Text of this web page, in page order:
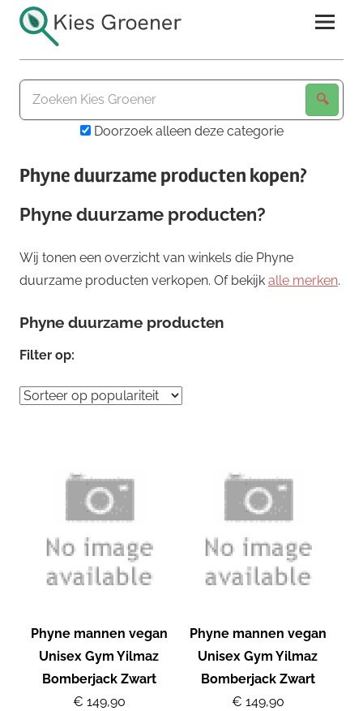
naar
inhoudKies
GroenerDoorzoek alleen deze categorie
Phyne duurzame producten kopen?
Phyne duurzame producten?
Wij tonen een overzicht van winkels die Phyne
duurzame producten verkopen. Of bekijk alle merken.
Phyne duurzame producten
Filter op:
Phyne mannen vegan
Unisex Gym Yilmaz
Bomberjack Zwart
€ 149,90
Phyne mannen vegan
Unisex Gym Yilmaz
Bomberjack Zwart
€ 149,90